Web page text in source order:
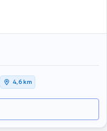
4,6 km